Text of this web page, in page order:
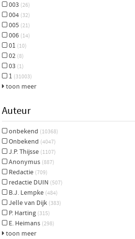
003 (26)
004 (32)
005 (21)
006 (14)
01 (10)
02 (8)
03 (1)
1 (31003)
toon meer
Auteur
onbekend (10368)
Onbekend (4047)
J.P. Thijsse (1107)
Anonymus (887)
Redactie (709)
redactie DUIN (507)
B.J. Lempke (484)
Jelle van Dijk (383)
P. Harting (315)
E. Heimans (298)
toon meer